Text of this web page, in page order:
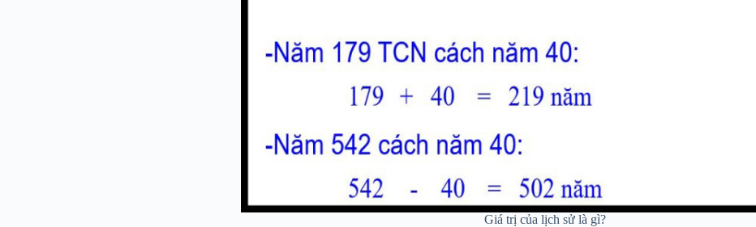
Giá trị của lịch sử là gì?